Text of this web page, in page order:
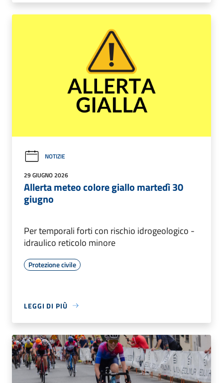
NOTIZIE
29 GIUGNO 2026
Allerta meteo colore giallo martedì 30
giugno
Per temporali forti con rischio idrogeologico -
idraulico reticolo minore
Protezione civile
LEGGI DI PIÙ